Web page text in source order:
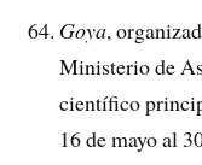
Goya,
Ministerio de
científico
16 de mayo al